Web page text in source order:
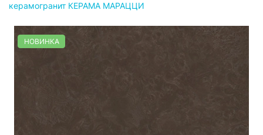
керамогранит КЕРАМА МАРАЦЦИ
НОВИНКА